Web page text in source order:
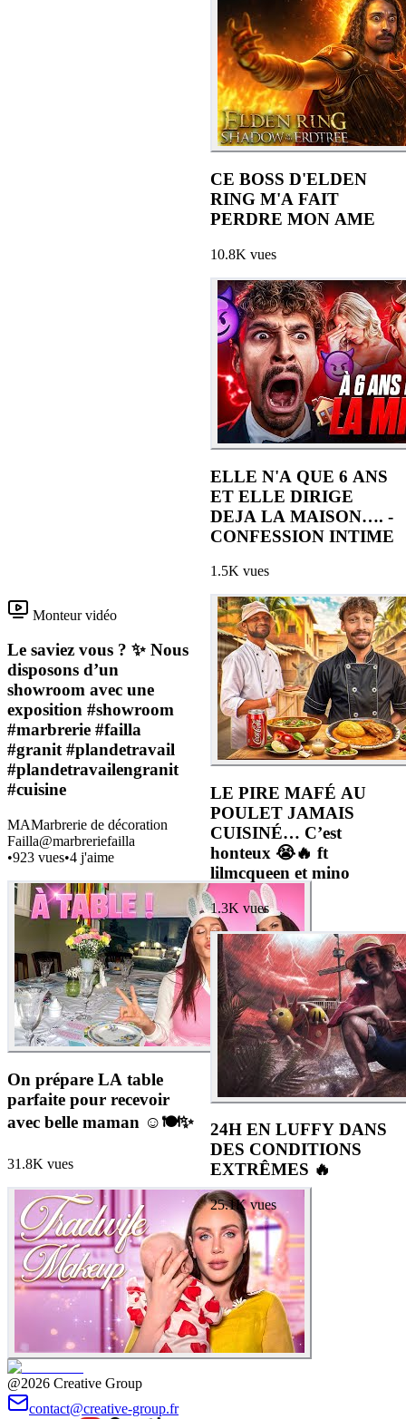
Monteur vidéo
Le saviez vous ? ✨ Nous
disposons d’un
showroom avec une
exposition #showroom
#marbrerie #failla
#granit #plandetravail
#plandetravailengranit
#cuisine
MAMarbrerie de décoration
Failla@marbreriefailla
•923 vues•4 j'aime
On prépare LA table
parfaite pour recevoir
avec belle maman ☺️🍽️✨
31.8K vues
CE BOSS D'ELDEN
RING M'A FAIT
PERDRE MON AME
10.8K vues
ELLE N'A QUE 6 ANS
ET ELLE DIRIGE
DEJA LA MAISON…. -
CONFESSION INTIME
1.5K vues
LE PIRE MAFÉ AU
POULET JAMAIS
CUISINÉ… C’est
honteux 😭🔥 ft
lilmcqueen et mino
1.3K vues
24H EN LUFFY DANS
DES CONDITIONS
EXTRÊMES 🔥
25.1K vues
@2026 Creative Group
contact@creative-group.fr